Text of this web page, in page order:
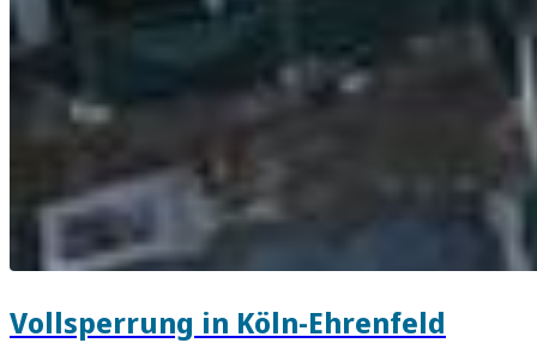
Vollsperrung in Köln-Ehrenfeld